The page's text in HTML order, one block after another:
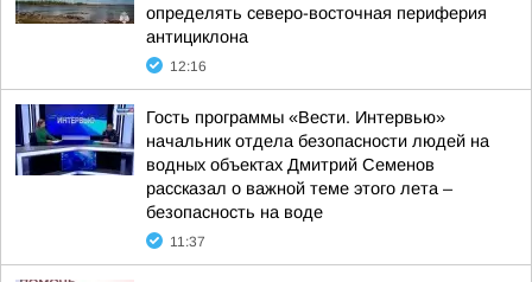
определять северо-восточная периферия
антициклона
12:16
Гость программы «Вести. Интервью»
начальник отдела безопасности людей на
водных объектах Дмитрий Семенов
рассказал о важной теме этого лета –
безопасность на воде
11:37